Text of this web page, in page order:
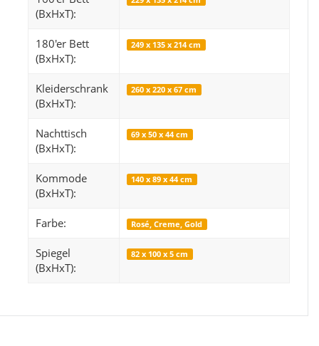
(BxHxT):
180'er Bett
(BxHxT):
249 x 135 x 214 cm
Kleiderschrank
(BxHxT):
260 x 220 x 67 cm
Nachttisch
(BxHxT):
69 x 50 x 44 cm
Kommode
(BxHxT):
140 x 89 x 44 cm
Farbe: Rosé, Creme, Gold
Spiegel
(BxHxT):
82 x 100 x 5 cm
249,99 €*